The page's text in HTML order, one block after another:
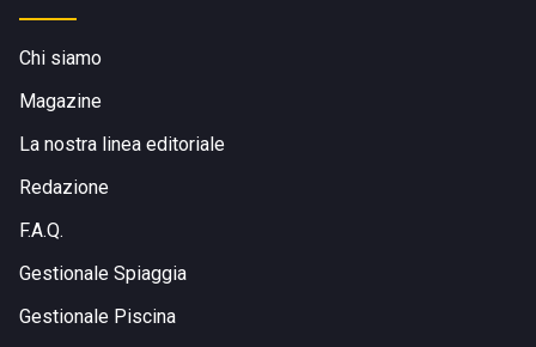
Chi siamo
Magazine
La nostra linea editoriale
Redazione
F.A.Q.
Gestionale Spiaggia
Gestionale Piscina